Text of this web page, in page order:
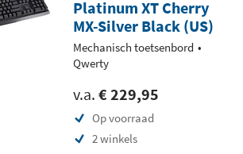
Platinum XT Cherry
MX-Silver Black (US)
Mechanisch toetsenbord
Qwerty
v.a. € 229,95
Op voorraad
2 winkels